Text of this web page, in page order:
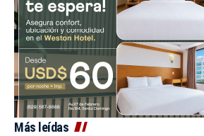
Más leídas